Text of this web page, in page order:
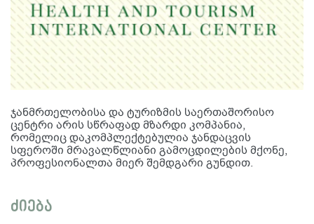
ჯანმრთელობისა და ტურიზმის საერთაშორისო
ცენტრი არის სწრაფად მზარდი კომპანია,
რომელიც დაკომპლექტებულია ჯანდაცვის
სფეროში მრავალწლიანი გამოცდილების მქონე,
პროფესიონალთა მიერ შემდგარი გუნდით.
ძიება